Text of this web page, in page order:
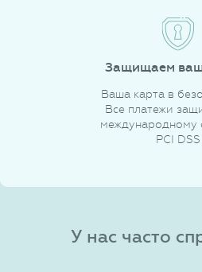
Защищаем
Ваша карта в
Все платежи
международному
PCI DSS
У нас часто